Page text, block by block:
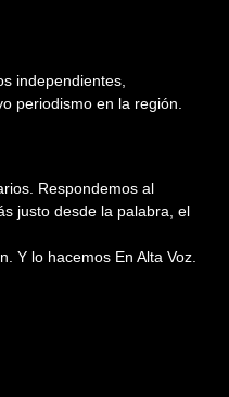
independientes,
periodismo en la región.
Respondemos al
justo desde la palabra, el
Y lo hacemos En Alta Voz.